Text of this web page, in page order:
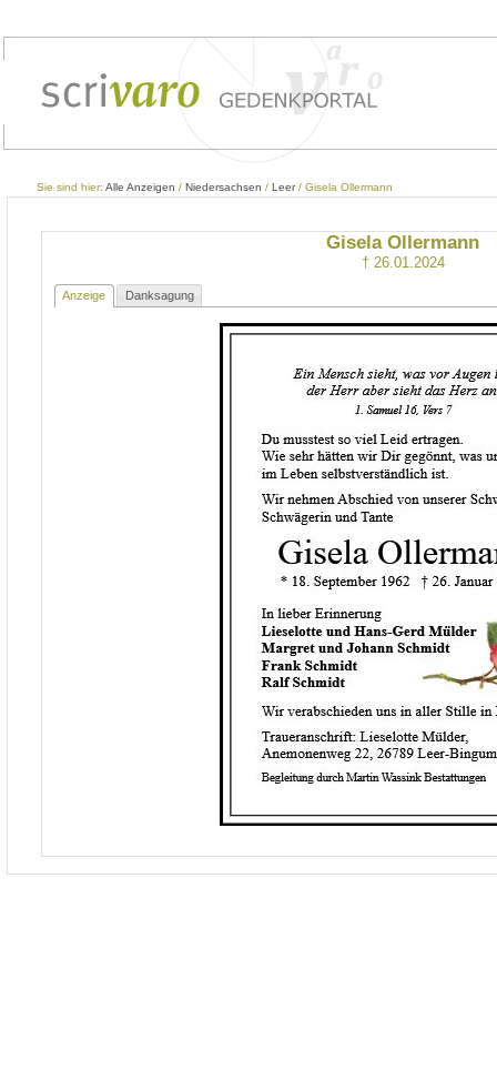
Sie sind hier: Alle Anzeigen / Niedersachsen / Leer/ Gisela Ollermann
Gisela Ollermann
† 26.01.2024
Anzeige Danksagung